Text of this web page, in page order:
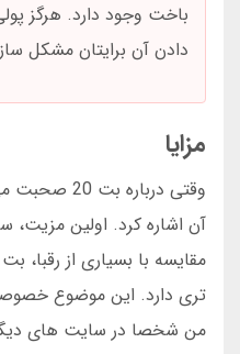
باخت وجود دارد. هرگز
دادن آن برایتان مشکل
مزایا
وقتی
آن اشاره کرد. اولین
تری دارد. این موضوع
من شخصا در سایت های